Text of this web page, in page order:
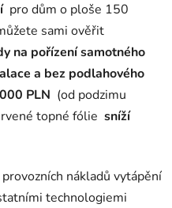
pro dům o ploše 150
sami ověřit
na pořízení samotného
a bez podlahového
PLN (od podzimu
topné fólie sníží
nákladů vytápění
technologiemi